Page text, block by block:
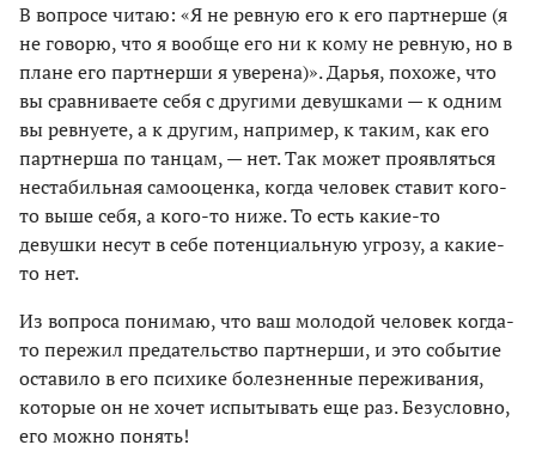
В вопросе читаю: «Я не ревную его к его партнерше (я
не говорю, что я вообще его ни к кому не ревную, но в
плане его партнерши я уверена)». Дарья, похоже, что
вы сравниваете себя с другими девушками — к одним
вы ревнуете, а к другим, например, к таким, как его
партнерша по танцам, — нет. Так может проявляться
нестабильная самооценка, когда человек ставит кого-
то выше себя, а кого-то ниже. То есть какие-то
девушки несут в себе потенциальную угрозу, а какие-
то нет.
Из вопроса понимаю, что ваш молодой человек когда-
то пережил предательство партнерши, и это событие
оставило в его психике болезненные переживания,
которые он не хочет испытывать еще раз. Безусловно,
его можно понять!